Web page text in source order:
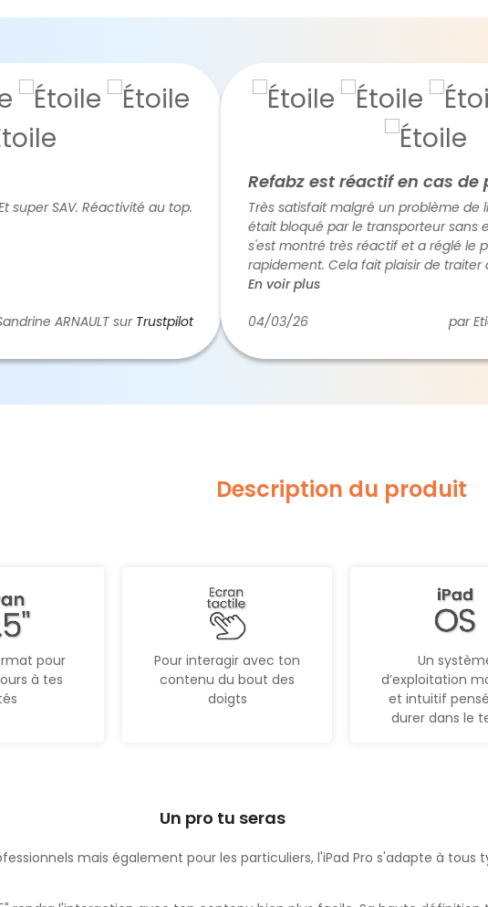
SAV. Réactivité au top.
ARNAULT surTrustpilot
Refabz est réactif en cas de
Très satisfait malgré un problème de
était bloqué par le transporteur sans
s'est montré très réactif et a réglé le
rapidement. Cela fait plaisir de traiter avec
plutôt qu'avec des robots (c'est de plus en
En voir plus
04/03/26 par Etienne
Description du produit
pour
à tes
Pour interagir avec ton
contenu du bout des
doigts
Un
d’exploitation
et intuitif
durer dans le
Un pro tu seras
mais également pour les particuliers, l'iPad Pro s'adapte à tous